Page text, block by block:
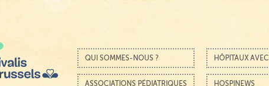
Menu
Passer au contenu
QUI SOMMES-NOUS ? HÔPITAUX
ASSOCIATIONS PÉDIATRIQUES HOSPINEWS